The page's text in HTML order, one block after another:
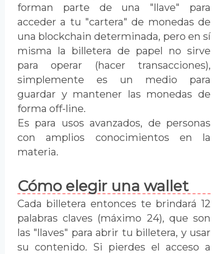
forman parte de una "llave" para
acceder a tu "cartera" de monedas de
una blockchain determinada, pero en sí
misma la billetera de papel no sirve
para operar (hacer transacciones),
simplemente es un medio para
guardar y mantener las monedas de
forma off-line.
Es para usos avanzados, de personas
con amplios conocimientos en la
materia.
Cómo elegir una wallet
Cada billetera entonces te brindará 12
palabras claves (máximo 24), que son
las "llaves" para abrir tu billetera, y usar
su contenido. Si pierdes el acceso a